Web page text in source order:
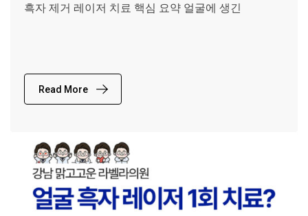
흑자 제거 레이저 치료 핵심 요약 얼굴에 생긴
Read More